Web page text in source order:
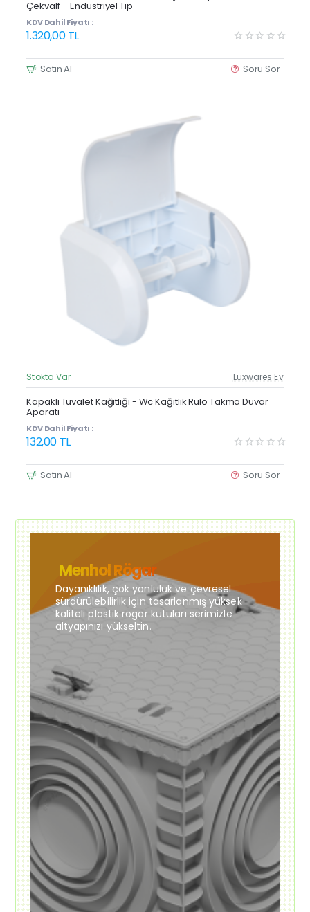
Çekvalf – Endüstriyel Tip
KDV Dahil Fiyatı :
1.320,00 TL
Satın Al Soru Sor
Güncel Fiyat
Yeni Ürün
Stokta Var Luxwares Ev
Kapaklı Tuvalet Kağıtlığı - Wc Kağıtlık Rulo Takma Duvar
Aparatı
KDV Dahil Fiyatı :
132,00 TL
Satın Al Soru Sor
Menhol Rögar
Dayanıklılık, çok yönlülük ve çevresel
sürdürülebilirlik için tasarlanmış yüksek
kaliteli plastik rögar kutuları serimizle
altyapınızı yükseltin.